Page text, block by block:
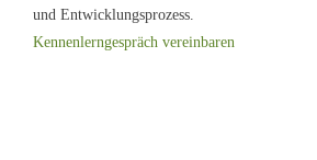
und Entwicklungsprozess.
Kennenlerngespräch vereinbaren